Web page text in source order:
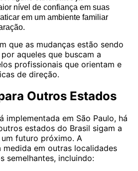
nível de confiança em suas
em um ambiente familiar
que as mudanças estão sendo
aqueles que buscam a
profissionais que orientam e
de direção.
Outros Estados
implementada em São Paulo, há
estados do Brasil sigam a
futuro próximo. A
medida em outras localidades
semelhantes, incluindo: